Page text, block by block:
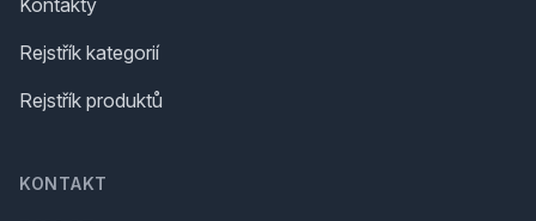
Kontakty
Rejstřík kategorií
Rejstřík produktů
KONTAKT